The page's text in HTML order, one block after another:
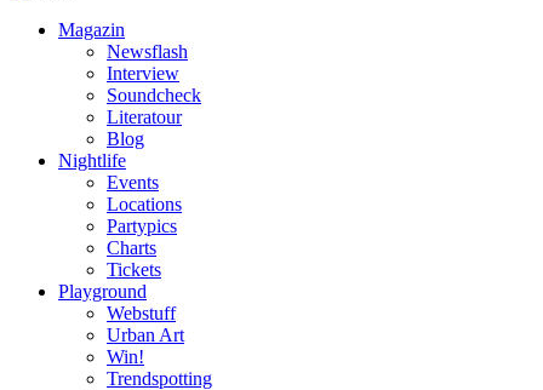
Magazin
Newsflash
Interview
Soundcheck
Literatour
Blog
Nightlife
Events
Locations
Partypics
Charts
Tickets
Playground
Webstuff
Urban Art
Win!
Trendspotting